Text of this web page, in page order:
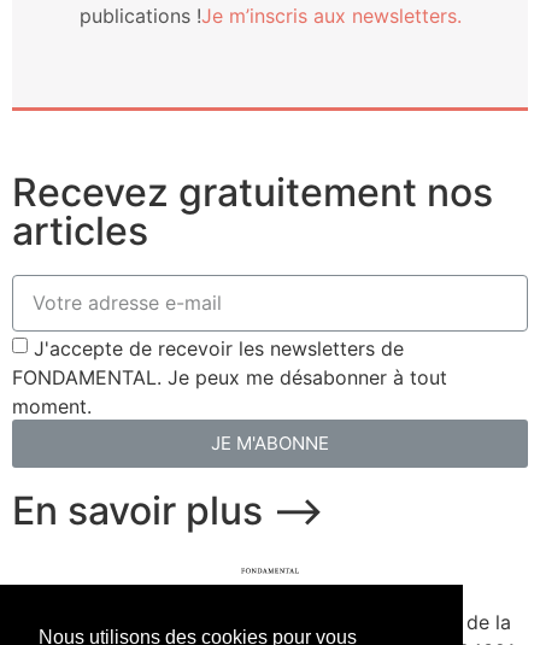
Nous utilisons des cookies pour vous
publi­ca­tions !Je m’ins­cris aux newsletters.
Recevez gratuitement nos
articles
J'accepte de recevoir les newsletters de
FONDAMENTAL. Je peux me désabonner à tout
moment.
JE M'ABONNE
En savoir plus ⟶
Fondé en 2020. Édité par Presse de la